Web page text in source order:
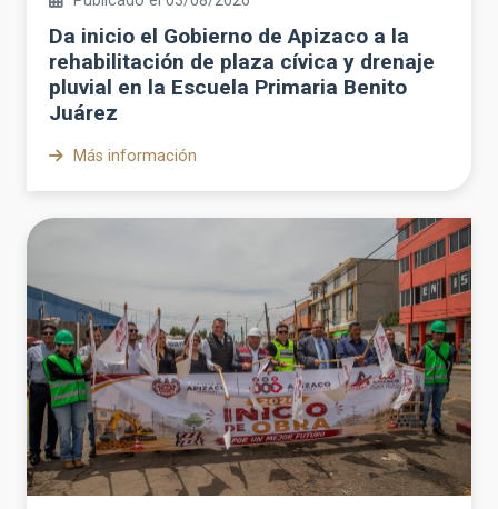
Da inicio el Gobierno de Apizaco a la
rehabilitación de plaza cívica y drenaje
pluvial en la Escuela Primaria Benito
Juárez
Más información